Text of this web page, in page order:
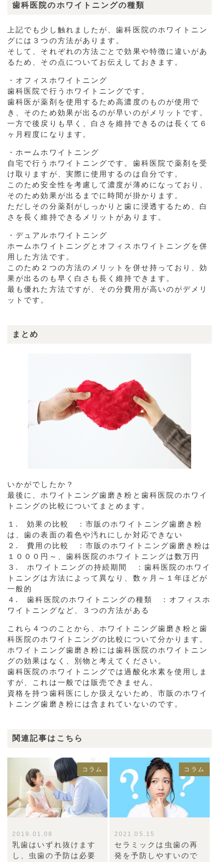
歯科医院のホワイトニングの種類
上記でも少し触れましたが、歯科医院のホワイトニン
グには３つの方法があります。
そして、それぞれの方法ごとで効果や特徴に違いがあ
るため、その点についてお伝えしておきます。
・オフィスホワイトニング
歯科医院で行うホワイトニングです。
歯科医が薬剤を使用するため高濃度のものが使用で
き、そのため効果が出るのが早いのがメリットです。
一方で後戻りも早く、白さを維持できるのは長くて６
ヶ月程度になります。
・ホームホワイトニング
自宅で行うホワイトニングです。歯科医院で薬剤を受
け取りますが、実際に使用するのは自分です。
このため安全性を考慮して濃度が薄めになっており、
そのため効果が出るまでに時間が掛かります。
ただしその分薬剤がしっかりと歯に浸透するため、白
さを長く維持できるメリットがあります。
・デュアルホワイトニング
ホームホワイトニングとオフィスホワイトニングを併
用した方法です。
このため２つの方法のメリットを併せ持っており、効
果が出るのも早く白さも長く維持できます。
最も優れた方法ですが、その分費用が高いのがデメリ
ットです。
まとめ
いかがでしたか？
最後に、ホワイトニング歯磨き粉と歯科医院のホワイ
トニングの比較についてまとめます。
１. 効果の比較 ：市販のホワイトニング歯磨き粉
は、歯の表面の着色や汚れにしか対応できない
２. 費用の比較 ：市販のホワイトニング歯磨き粉は
１０００円～、歯科医院のホワイトニングは数万円
３. ホワイトニングの持続期間 ：歯科医院のホワイ
トニングは方法によって異なり、数ヶ月～１年ほどが
一般的
４. 歯科医院のホワイトニングの種類 ：オフィスホ
ワイトニングなど、３つの方法がある
これら４つのことから、ホワイトニング歯磨き粉と歯
科医院のホワイトニングの比較について分かります。
ホワイトニング歯磨き粉には歯科医院のホワイトニン
グの効果はなく、別物と考えてください。
歯科医院のホワイトニングでは過酸化水素を使用しま
すが、これは一般では販売できません。
資格を持つ歯科医にしか扱えないため、市販のホワイ
トニング歯磨き粉には含まれていないのです。
関連記事はこちら
コラム
2019.01.08
乳歯はいずれ抜けます
し、虫歯の予防は必要
コラム
2021.05.15
セラミックは虫歯の再
発を予防しやすいので